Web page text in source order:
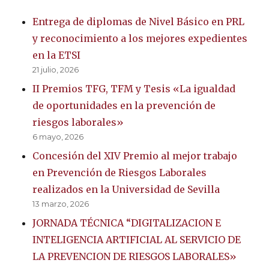
Entrega de diplomas de Nivel Básico en PRL
y reconocimiento a los mejores expedientes
en la ETSI
21 julio, 2026
II Premios TFG, TFM y Tesis «La igualdad
de oportunidades en la prevención de
riesgos laborales»
6 mayo, 2026
Concesión del XIV Premio al mejor trabajo
en Prevención de Riesgos Laborales
realizados en la Universidad de Sevilla
13 marzo, 2026
JORNADA TÉCNICA “DIGITALIZACION E
INTELIGENCIA ARTIFICIAL AL SERVICIO DE
LA PREVENCION DE RIESGOS LABORALES»